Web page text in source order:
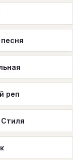
реп